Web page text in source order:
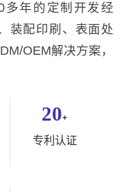
多年的定制开发经
装配印刷、表面处
OEM解决方案，
20+
专利认证